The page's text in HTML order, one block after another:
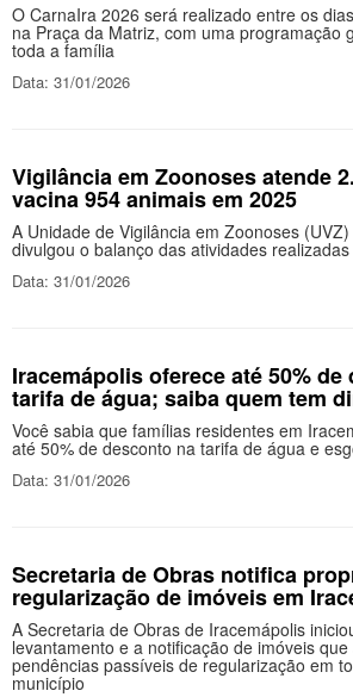
O CarnaIra 2026 será realizado entre os
na Praça da Matriz, com uma programação
toda a família
Data: 31/01/2026
Vigilância em Zoonoses atende
vacina 954 animais em 2025
A Unidade de Vigilância em Zoonoses
divulgou o balanço das atividades
Data: 31/01/2026
Iracemápolis oferece até 50% de
tarifa de água; saiba quem tem
Você sabia que famílias residentes em
até 50% de desconto na tarifa de água e
Data: 31/01/2026
Secretaria de Obras notifica
regularização de imóveis em
A Secretaria de Obras de Iracemápolis
levantamento e a notificação de imóveis
pendências passíveis de regularização em
município